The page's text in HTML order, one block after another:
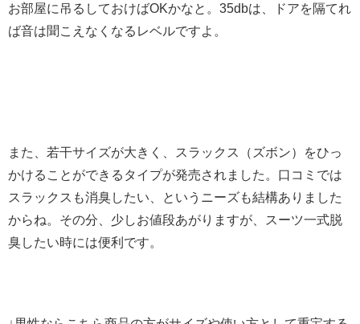
お部屋に吊るしておけばOKかなと。35dbは、ドアを隔てれ
ば音は聞こえなくなるレベルですよ。
また、若干サイズが大きく、スラックス（ズボン）をひっ
かけることができるタイプが発売されました。口コミでは
スラックスも消臭したい、というニーズも結構ありました
からね。その分、少しお値段あがりますが、スーツ一式脱
臭したい時には便利です。